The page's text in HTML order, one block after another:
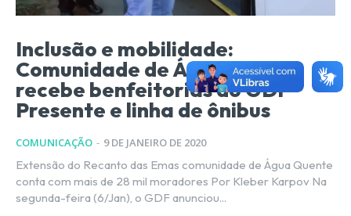
Inclusão e mobilidade:
Comunidade de Água Quente
recebe benfeitorias do GDF
Presente e linha de ônibus
COMUNICAÇÃO - 9 DE JANEIRO DE 2020
Extensão do Recanto das Emas comunidade de Água Quente
conta com mais de 28 mil moradores Por Kleber Karpov Na
segunda-feira (6/Jan), o GDF anunciou...